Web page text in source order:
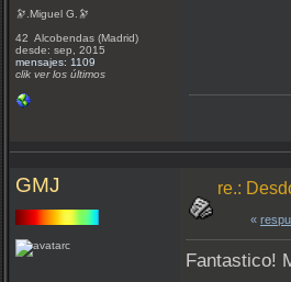
🔭.Miguel G.🔭
42 Alcobendas (Madrid)
desde: sep, 2015
mensajes: 1109
clik ver los últimos
GMJ re.:
«
Fantastico!